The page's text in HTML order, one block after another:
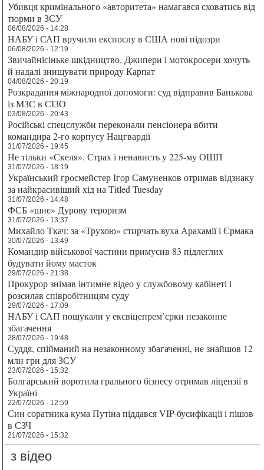
Убивця кримінального «авторитета» намагався сховатись від
тюрми в ЗСУ
06/08/2026 - 14:28
НАБУ і САП вручили експослу в США нові підозри
06/08/2026 - 12:19
Звичайнісіньке шкідництво. Джипери і мотокросери хочуть
й надалі знищувати природу Карпат
04/08/2026 - 20:19
Розкрадання міжнародної допомоги: суд відправив Банькова
із МЗС в СІЗО
03/08/2026 - 20:43
Російські спецслужби переконали пенсіонера вбити
командира 2-го корпусу Нацгвардії
31/07/2026 - 19:45
Не тільки «Скеля». Страх і ненависть у 225-му ОШП
31/07/2026 - 18:19
Український гросмейстер Ігор Самуненков отримав відзнаку
за найкрасивіший хід на Titled Tuesday
31/07/2026 - 14:48
ФСБ «шиє» Дурову тероризм
31/07/2026 - 13:37
Михайло Ткач: за «Трухою» стирчать вуха Арахамії і Єрмака
30/07/2026 - 13:49
Командир військової частини примусив 83 підлеглих
будувати йому маєток
29/07/2026 - 21:38
Прокурор знімав інтимне відео у службовому кабінеті і
розсилав співробітницям суду
29/07/2026 - 17:09
НАБУ і САП пошукали у ексвіцепрем’єрки незаконне
збагачення
28/07/2026 - 19:48
Суддя, спійманий на незаконному збагаченні, не знайшов 12
млн грн для ЗСУ
23/07/2026 - 15:32
Болгарський воротила грального бізнесу отримав ліцензії в
Україні
22/07/2026 - 12:59
Син соратника кума Путіна піддався VIP-бусифікації і пішов
в СЗЧ
21/07/2026 - 15:32
з відео